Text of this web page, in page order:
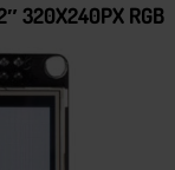
320X240PX RGB